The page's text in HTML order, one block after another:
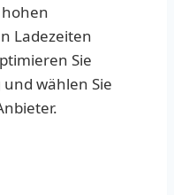
Ladezeiten
Sie
und wählen Sie